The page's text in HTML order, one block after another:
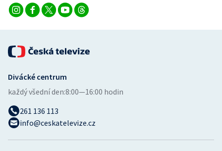
Divácké centrum
každý všední den:8:00—16:00 hodin
261 136 113
info@ceskatelevize.cz